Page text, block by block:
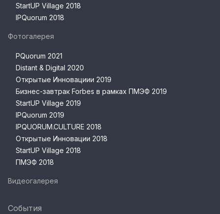
StartUP Village 2018
IPQuorum 2018
Фотогалерея
PQuorum 2021
Distant & Digital 2020
Открытые Инновациии 2019
Бизнес-завтрак Forbes в рамках ПМЭФ 2019
StartUP Village 2019
IPQuorum 2019
IPQUORUM.CULTURE 2018
Открытые Инновации 2018
StartUP Village 2018
ПМЭФ 2018
Видеогалерея
События